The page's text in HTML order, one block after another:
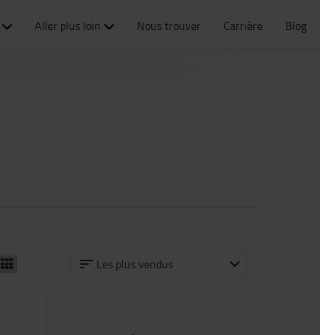
Aller plus loin Nous trouver Carrière Blog
Les plus vendus